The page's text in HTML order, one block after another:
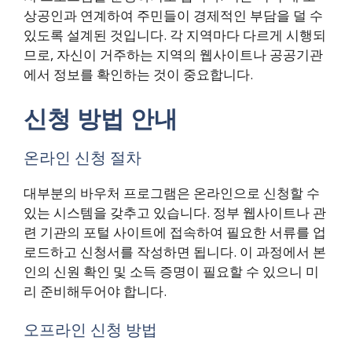
상공인과 연계하여 주민들이 경제적인 부담을 덜 수
있도록 설계된 것입니다. 각 지역마다 다르게 시행되
므로, 자신이 거주하는 지역의 웹사이트나 공공기관
에서 정보를 확인하는 것이 중요합니다.
신청 방법 안내
온라인 신청 절차
대부분의 바우처 프로그램은 온라인으로 신청할 수
있는 시스템을 갖추고 있습니다. 정부 웹사이트나 관
련 기관의 포털 사이트에 접속하여 필요한 서류를 업
로드하고 신청서를 작성하면 됩니다. 이 과정에서 본
인의 신원 확인 및 소득 증명이 필요할 수 있으니 미
리 준비해두어야 합니다.
오프라인 신청 방법